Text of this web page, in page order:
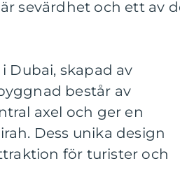
sevärdhet och ett av
Dubai, skapad av
består av
axel och ger en
Dess unika design
för turister och